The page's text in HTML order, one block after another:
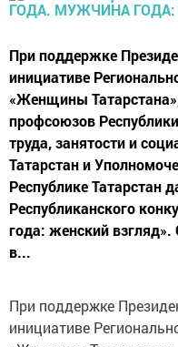
При поддержке
инициативе
«Женщины
профсоюзов
труда, занятости и
Татарстан и
Республике Татарстан
Республиканского
года: женский
в...
При поддержке
инициативе